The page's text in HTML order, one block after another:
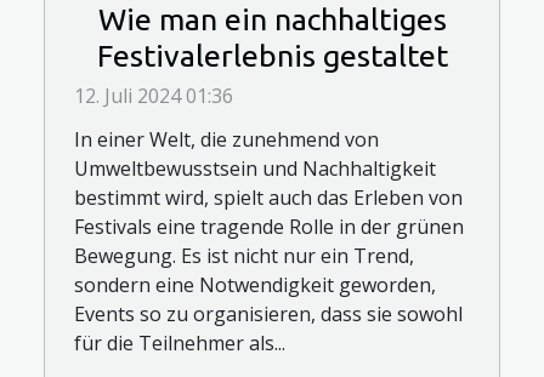
Wie man ein nachhaltiges
Festivalerlebnis gestaltet
12. Juli 2024 01:36
In einer Welt, die zunehmend von
Umweltbewusstsein und Nachhaltigkeit
bestimmt wird, spielt auch das Erleben von
Festivals eine tragende Rolle in der grünen
Bewegung. Es ist nicht nur ein Trend,
sondern eine Notwendigkeit geworden,
Events so zu organisieren, dass sie sowohl
für die Teilnehmer als...